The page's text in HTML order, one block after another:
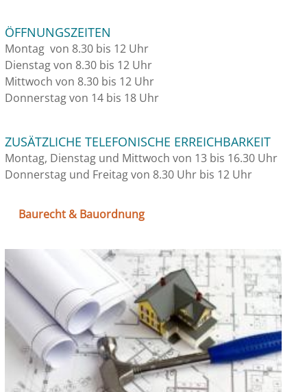
ÖFFNUNGSZEITEN
Montag von 8.30 bis 12 Uhr
Dienstag von 8.30 bis 12 Uhr
Mittwoch von 8.30 bis 12 Uhr
Donnerstag von 14 bis 18 Uhr
ZUSÄTZLICHE TELEFONISCHE ERREICHBARKEIT
Montag, Dienstag und Mittwoch von 13 bis 16.30 Uhr
Donnerstag und Freitag von 8.30 Uhr bis 12 Uhr
Baurecht & Bauordnung